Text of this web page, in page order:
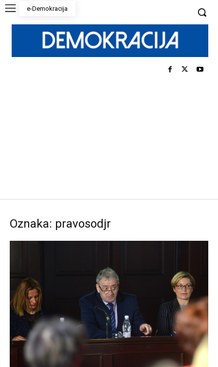
e-Demokracija
Oznaka: pravosodjr